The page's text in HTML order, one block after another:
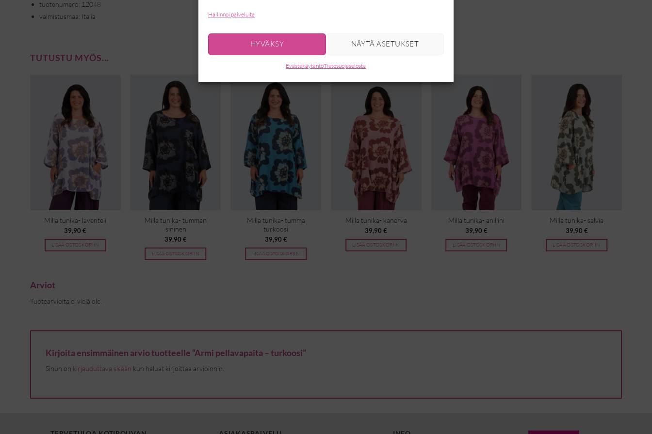
Hallinnoi palveluita
HYVÄKSY NÄYTÄ ASETUKSET
EvästekäytäntöTietosuojaseloste
tuotenumero: 12048
valmistusmaa: Italia
TUTUSTU MYÖS...
Milla tunika- laventeli
39,90€
LISÄÄ OSTOSKORIIN
Milla tunika- tumman
sininen
39,90€
LISÄÄ OSTOSKORIIN
Milla tunika- tumma
turkoosi
39,90 €
LISÄÄ OSTOSKORIIN
Milla tunika- kanerva
39,90€
LISÄÄ OSTOSKORIIN
Milla tunika- aniliini
39,90€
LISÄÄ OSTOSKORIIN
Milla tunika- salvia
39,90 €
LISÄÄ OSTOSKORIIN
Arviot
Tuotearvioita ei vielä ole.
Kirjoita ensimmäinen arvio tuotteelle “Armi pellavapaita – turkoosi”
Sinun on kirjauduttava sisään kun haluat kirjoittaa arvioinnin.